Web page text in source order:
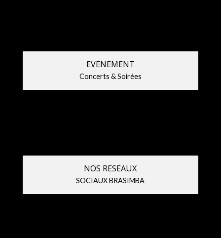
EVENEMENT
Concerts & Soirées
NOS RESEAUX
SOCIAUX BRASIMBA